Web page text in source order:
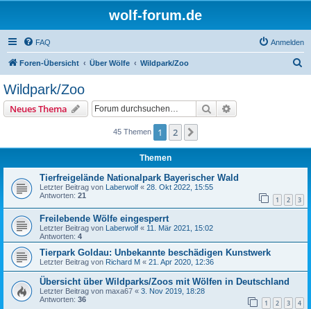
wolf-forum.de
FAQ Anmelden
Foren-Übersicht Über Wölfe Wildpark/Zoo
Wildpark/Zoo
Neues Thema Suche
45 Themen 1 2
Themen
Tierfreigelände Nationalpark Bayerischer Wald
Letzter Beitrag von Laberwolf « 28. Okt 2022, 15:55
Antworten: 21 1 2 3
Freilebende Wölfe eingesperrt
Letzter Beitrag von Laberwolf « 11. Mär 2021, 15:02
Antworten: 4
Tierpark Goldau: Unbekannte beschädigen Kunstwerk
Letzter Beitrag von Richard M « 21. Apr 2020, 12:36
Übersicht über Wildparks/Zoos mit Wölfen in Deutschland
Letzter Beitrag von maxa67 « 3. Nov 2019, 18:28
Antworten: 36 1 2 3 4